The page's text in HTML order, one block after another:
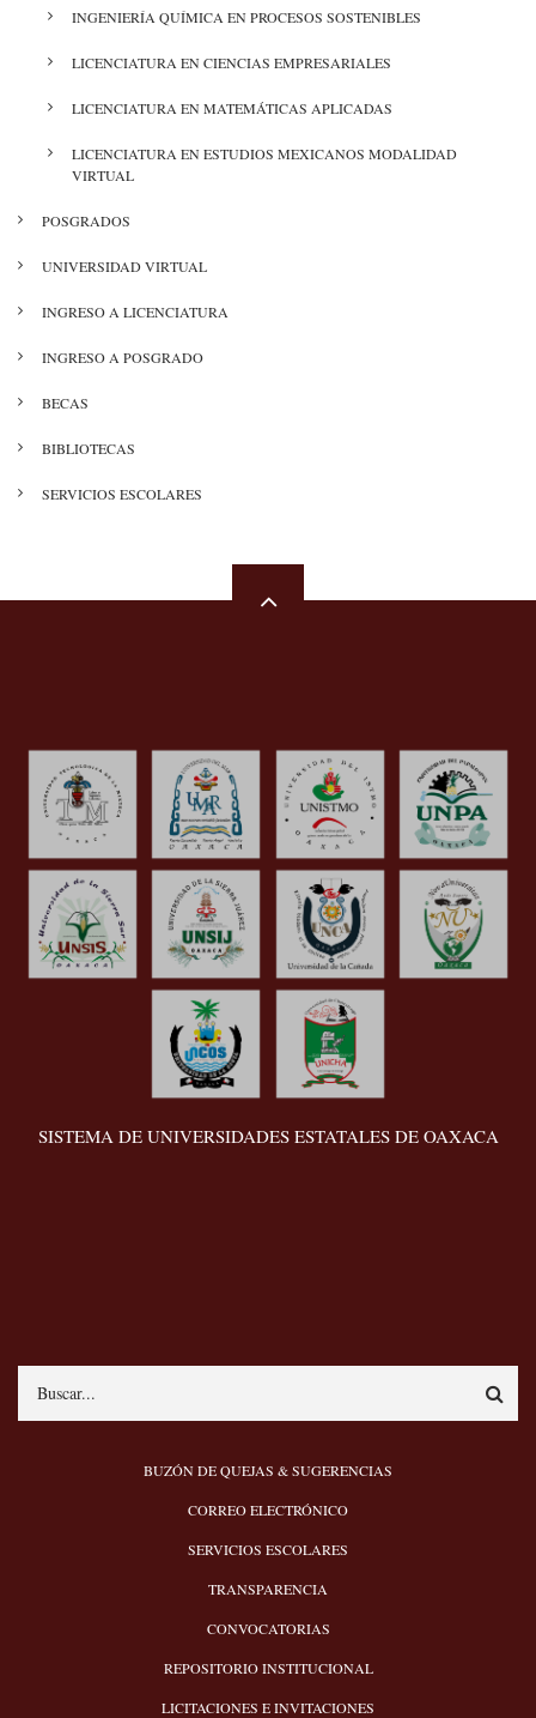
INGENIERÍA QUÍMICA EN PROCESOS SOSTENIBLES
LICENCIATURA EN CIENCIAS EMPRESARIALES
LICENCIATURA EN MATEMÁTICAS APLICADAS
LICENCIATURA EN ESTUDIOS MEXICANOS MODALIDAD
VIRTUAL
POSGRADOS
UNIVERSIDAD VIRTUAL
INGRESO A LICENCIATURA
INGRESO A POSGRADO
BECAS
BIBLIOTECAS
SERVICIOS ESCOLARES
SISTEMA DE UNIVERSIDADES ESTATALES DE OAXACA
BUZÓN DE QUEJAS & SUGERENCIAS
CORREO ELECTRÓNICO
SERVICIOS ESCOLARES
TRANSPARENCIA
CONVOCATORIAS
REPOSITORIO INSTITUCIONAL
LICITACIONES E INVITACIONES